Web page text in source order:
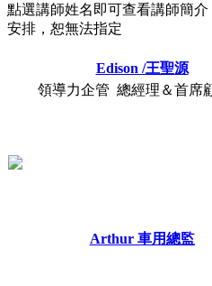
點選講師姓名即可查看講師簡
安排，恕無法指定
Edison /王聖源
領導力企管 總經理＆首席
Arthur 車用總監